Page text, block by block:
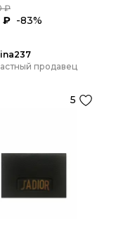
₽
₽ -83%
продавец
5